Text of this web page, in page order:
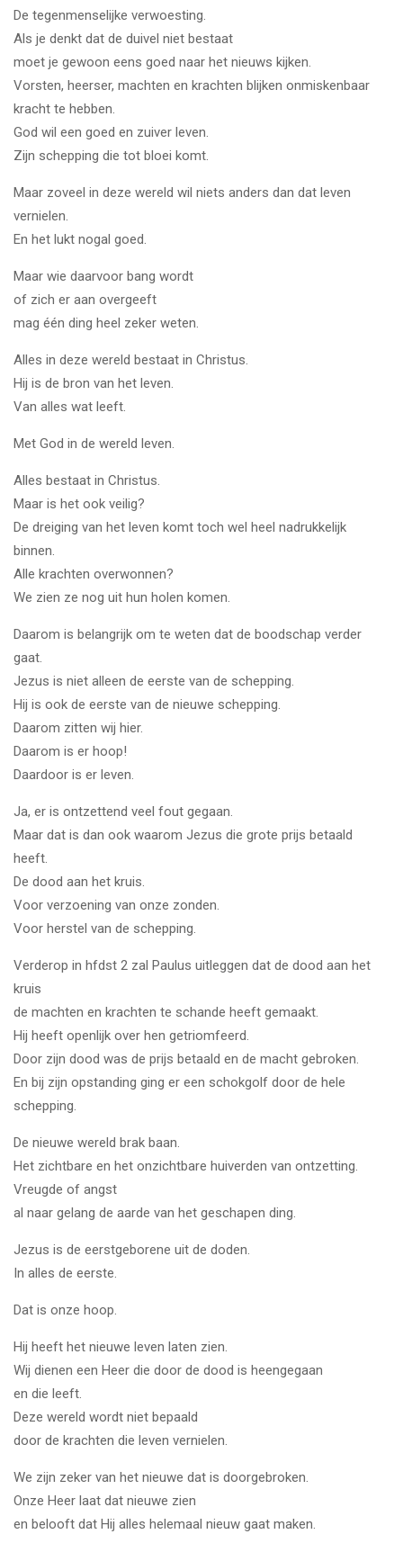
De tegenmenselijke verwoesting.
Als je denkt dat de duivel niet bestaat
moet je gewoon eens goed naar het nieuws kijken.
Vorsten, heerser, machten en krachten blijken onmiskenbaar
kracht te hebben.
God wil een goed en zuiver leven.
Zijn schepping die tot bloei komt.
Maar zoveel in deze wereld wil niets anders dan dat leven
vernielen.
En het lukt nogal goed.
Maar wie daarvoor bang wordt
of zich er aan overgeeft
mag één ding heel zeker weten.
Alles in deze wereld bestaat in Christus.
Hij is de bron van het leven.
Van alles wat leeft.
Met God in de wereld leven.
Alles bestaat in Christus.
Maar is het ook veilig?
De dreiging van het leven komt toch wel heel nadrukkelijk
binnen.
Alle krachten overwonnen?
We zien ze nog uit hun holen komen.
Daarom is belangrijk om te weten dat de boodschap verder
gaat.
Jezus is niet alleen de eerste van de schepping.
Hij is ook de eerste van de nieuwe schepping.
Daarom zitten wij hier.
Daarom is er hoop!
Daardoor is er leven.
Ja, er is ontzettend veel fout gegaan.
Maar dat is dan ook waarom Jezus die grote prijs betaald
heeft.
De dood aan het kruis.
Voor verzoening van onze zonden.
Voor herstel van de schepping.
Verderop in hfdst 2 zal Paulus uitleggen dat de dood aan het
kruis
de machten en krachten te schande heeft gemaakt.
Hij heeft openlijk over hen getriomfeerd.
Door zijn dood was de prijs betaald en de macht gebroken.
En bij zijn opstanding ging er een schokgolf door de hele
schepping.
De nieuwe wereld brak baan.
Het zichtbare en het onzichtbare huiverden van ontzetting.
Vreugde of angst
al naar gelang de aarde van het geschapen ding.
Jezus is de eerstgeborene uit de doden.
In alles de eerste.
Dat is onze hoop.
Hij heeft het nieuwe leven laten zien.
Wij dienen een Heer die door de dood is heengegaan
en die leeft.
Deze wereld wordt niet bepaald
door de krachten die leven vernielen.
We zijn zeker van het nieuwe dat is doorgebroken.
Onze Heer laat dat nieuwe zien
en belooft dat Hij alles helemaal nieuw gaat maken.